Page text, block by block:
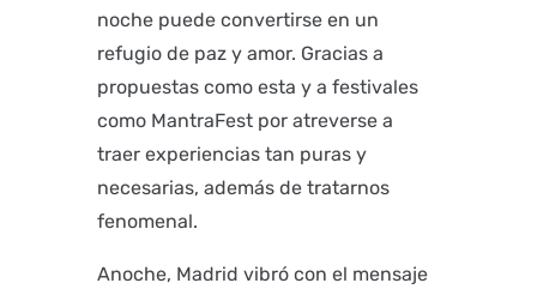
noche puede convertirse en un
refugio de paz y amor. Gracias a
propuestas como esta y a festivales
como MantraFest por atreverse a
traer experiencias tan puras y
necesarias, además de tratarnos
fenomenal.
Anoche, Madrid vibró con el mensaje